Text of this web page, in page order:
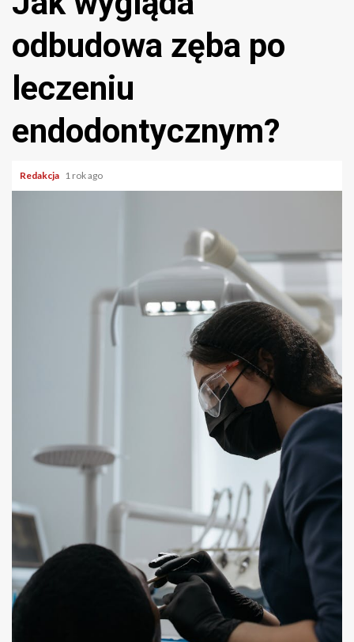
odbudowa zęba po
leczeniu
endodontycznym?
Redakcja 1 rok ago